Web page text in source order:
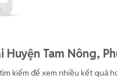
Tam Nông,
kiếm để xem nhiều kết quả